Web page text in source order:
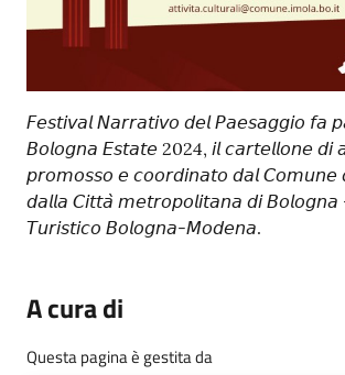
𝘍𝘦𝘴𝘵𝘪𝘷𝘢𝘭 𝘕𝘢𝘳𝘳𝘢𝘵𝘪𝘷𝘰 𝘥𝘦𝘭 𝘗𝘢𝘦𝘴𝘢𝘨𝘨𝘪𝘰 𝘧𝘢
𝘉𝘰𝘭𝘰𝘨𝘯𝘢 𝘌𝘴𝘵𝘢𝘵𝘦 2024, 𝘪𝘭 𝘤𝘢𝘳𝘵𝘦𝘭𝘭𝘰𝘯𝘦 𝘥𝘪
𝘱𝘳𝘰𝘮𝘰𝘴𝘴𝘰 𝘦 𝘤𝘰𝘰𝘳𝘥𝘪𝘯𝘢𝘵𝘰 𝘥𝘢𝘭 𝘊𝘰𝘮𝘶𝘯𝘦
𝘥𝘢𝘭𝘭𝘢 𝘊𝘪𝘵𝘵𝘢̀ 𝘮𝘦𝘵𝘳𝘰𝘱𝘰𝘭𝘪𝘵𝘢𝘯𝘢 𝘥𝘪 𝘉𝘰𝘭𝘰𝘨𝘯𝘢
𝘛𝘶𝘳𝘪𝘴𝘵𝘪𝘤𝘰 𝘉𝘰𝘭𝘰𝘨𝘯𝘢-𝘔𝘰𝘥𝘦𝘯𝘢.
A cura di
Questa pagina è gestita da